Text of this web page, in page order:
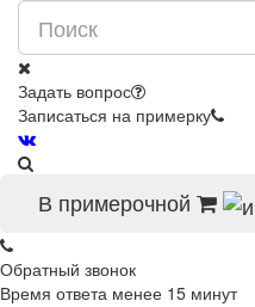
Задать вопрос
Записаться на примерку
В примерочной
Обратный звонок
Время ответа менее 15 минут